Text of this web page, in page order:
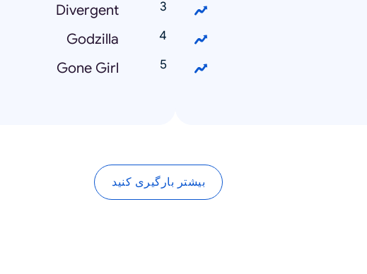
Divergent
Godzilla
Gone Girl
بیشتر بارگیری کنید